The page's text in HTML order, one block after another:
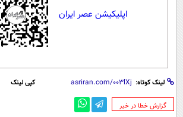
اپلیکیشن عصر ایران
لینک کوتاه: کپی لینک
‌گزارش خطا در خبر